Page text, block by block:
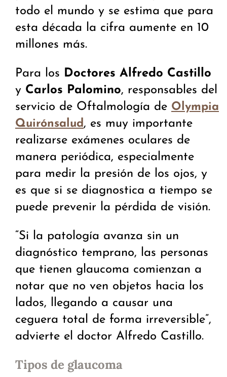
todo el mundo y se estima que para
esta década la cifra aumente en 10
millones más.
Para los Doctores Alfredo Castillo
y Carlos Palomino, responsables del
servicio de Oftalmología de Olympia
Quirónsalud, es muy importante
realizarse exámenes oculares de
manera periódica, especialmente
para medir la presión de los ojos, y
es que si se diagnostica a tiempo se
puede prevenir la pérdida de visión.
“Si la patología avanza sin un
diagnóstico temprano, las personas
que tienen glaucoma comienzan a
notar que no ven objetos hacia los
lados, llegando a causar una
ceguera total de forma irreversible”,
advierte el doctor Alfredo Castillo.
Tipos de glaucoma